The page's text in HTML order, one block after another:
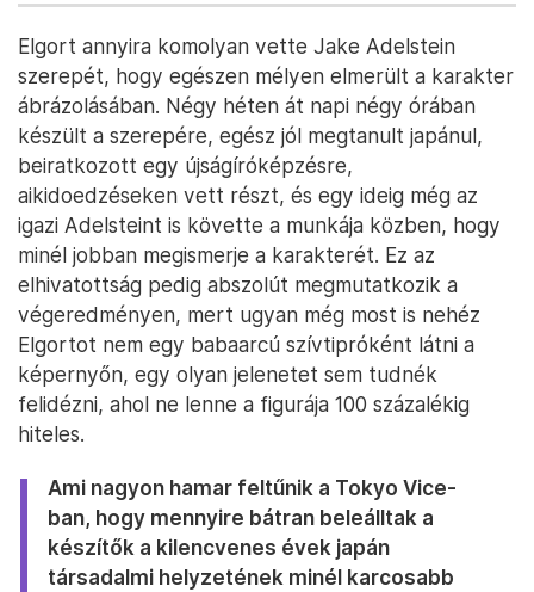
Elgort annyira komolyan vette Jake Adelstein
szerepét, hogy egészen mélyen elmerült a karakter
ábrázolásában. Négy héten át napi négy órában
készült a szerepére, egész jól megtanult japánul,
beiratkozott egy újságíróképzésre,
aikidoedzéseken vett részt, és egy ideig még az
igazi Adelsteint is követte a munkája közben, hogy
minél jobban megismerje a karakterét. Ez az
elhivatottság pedig abszolút megmutatkozik a
végeredményen, mert ugyan még most is nehéz
Elgortot nem egy babaarcú szívtipróként látni a
képernyőn, egy olyan jelenetet sem tudnék
felidézni, ahol ne lenne a figurája 100 százalékig
hiteles.
Ami nagyon hamar feltűnik a Tokyo Vice-
ban, hogy mennyire bátran beleálltak a
készítők a kilencvenes évek japán
társadalmi helyzetének minél karcosabb